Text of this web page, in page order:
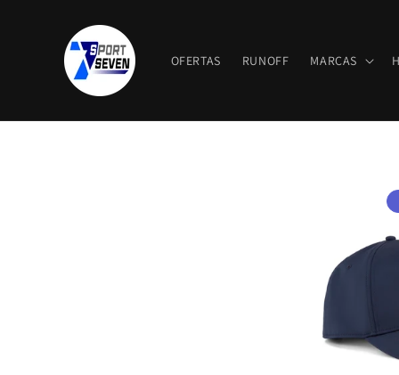
al contenido
OFERTAS RUNOFF MARCAS